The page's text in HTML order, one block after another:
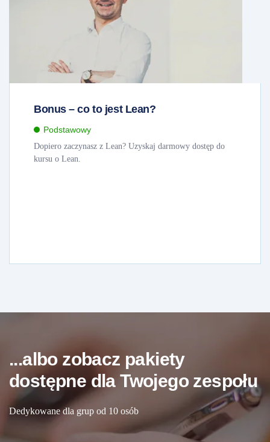
Bonus – co to jest Lean?
Podstawowy
Dopiero zaczynasz z Lean? Uzyskaj darmowy dostęp do
kursu o Lean.
...albo zobacz pakiety
dostępne dla Twojego zespołu
Dedykowane dla grup od 10 osób